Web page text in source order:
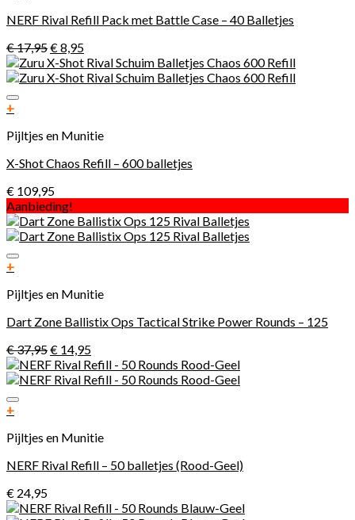
NERF Rival Refill Pack met Battle Case – 40 Balletjes
€17,95€8,95
+
Pijltjes en Munitie
X-Shot Chaos Refill – 600 balletjes
€ 109,95
Aanbieding!
+
Pijltjes en Munitie
Dart Zone Ballistix Ops Tactical Strike Power Rounds – 125
€37,95€ 14,95
+
Pijltjes en Munitie
NERF Rival Refill – 50 balletjes (Rood-Geel)
€ 24,95